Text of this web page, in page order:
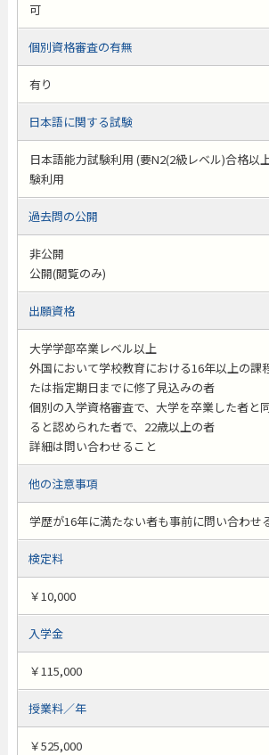
可
個別資格審査の有無
有り
日本語に関する試験
日本語能力試験利用 (要N2(2級レベル)合格以
験利用
過去問の公開
非公開
公開(閲覧のみ)
出願資格
大学学部卒業レベル以上
外国において学校教育における16年以上の課
たは指定期日までに修了見込みの者
個別の入学資格審査で、大学を卒業した者と
ると認められた者で、22歳以上の者
詳細は問い合わせること
他の注意事項
学歴が16年に満たない者も事前に問い合わせ
検定料
￥10,000
入学金
￥115,000
授業料／年
￥525,000